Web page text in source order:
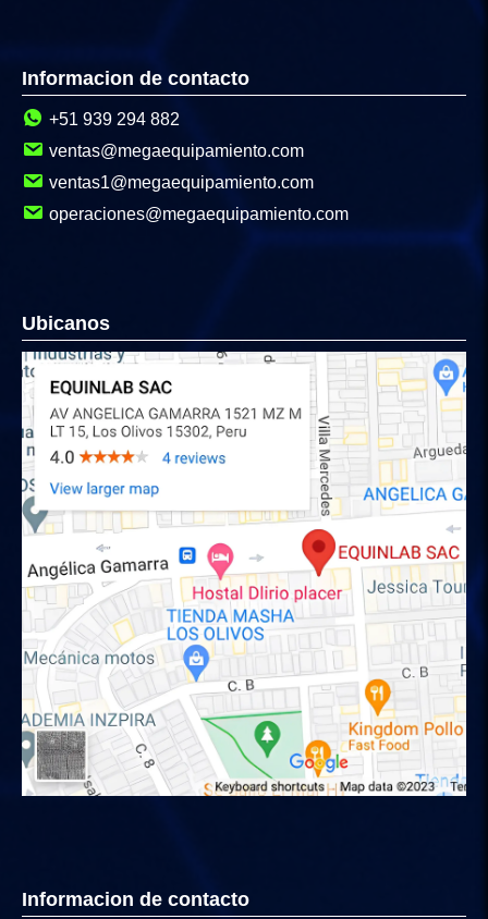
Informacion de contacto
+51 939 294 882
ventas@megaequipamiento.com
ventas1@megaequipamiento.com
operaciones@megaequipamiento.com
Ubicanos
Informacion de contacto